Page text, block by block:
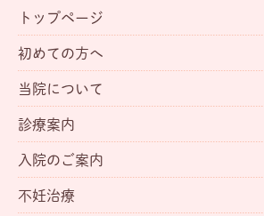
トップページ
初めての方へ
当院について
診療案内
入院のご案内
不妊治療